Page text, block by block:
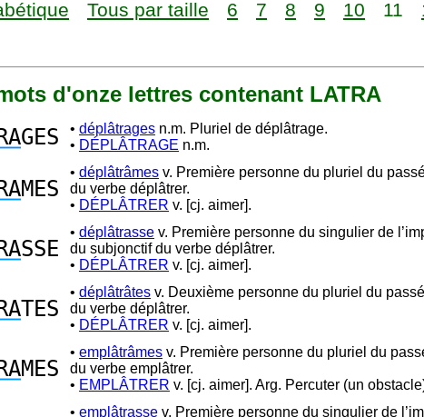
Tous par taille 6 7 8 9 10 11
d'onze lettres contenant LATRA
GES • déplâtrages n.m. Pluriel de déplâtrage.
• DÉPLÂTRAGE n.m.
MES
• déplâtrâmes v. Première personne du pluriel du
du verbe déplâtrer.
• DÉPLÂTRER v. [cj. aimer].
SSE
• déplâtrasse v. Première personne du singulier de
du subjonctif du verbe déplâtrer.
• DÉPLÂTRER v. [cj. aimer].
TES
• déplâtrâtes v. Deuxième personne du pluriel du
du verbe déplâtrer.
• DÉPLÂTRER v. [cj. aimer].
MES
• emplâtrâmes v. Première personne du pluriel du
du verbe emplâtrer.
• EMPLÂTRER v. [cj. aimer]. Arg. Percuter (un
• emplâtrasse v. Première personne du singulier de